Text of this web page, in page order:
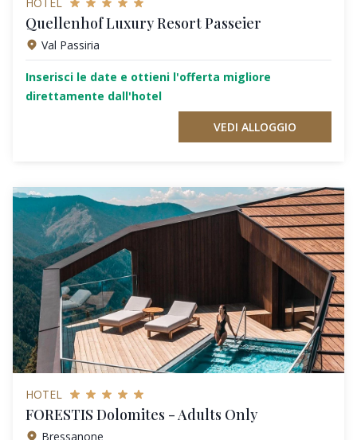
Quellenhof Luxury Resort Passeier
Val Passiria
Inserisci le date e ottieni l'offerta migliore
direttamente dall'hotel
VEDI ALLOGGIO
HOTEL
FORESTIS Dolomites - Adults Only
Bressanone